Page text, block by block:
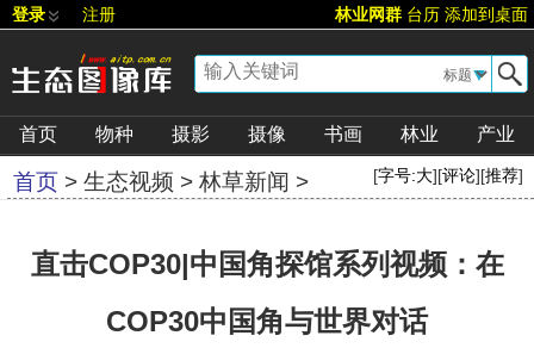
登录 注册 林业网群 台历 添加到桌面
▼
首页 物种 摄影 摄像 书画 林业 产业
首页 > 生态视频 > 林草新闻 > [字号:大][评论][推荐]
直击COP30|中国角探馆系列视频：在
COP30中国角与世界对话